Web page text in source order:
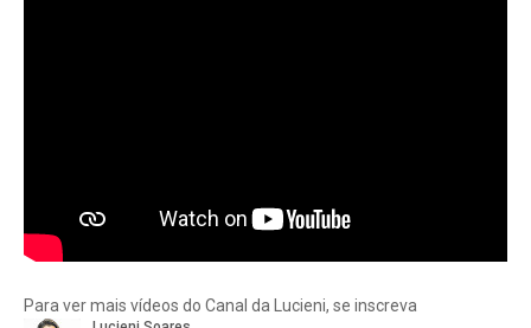
Para ver mais vídeos do Canal da Lucieni, se inscreva